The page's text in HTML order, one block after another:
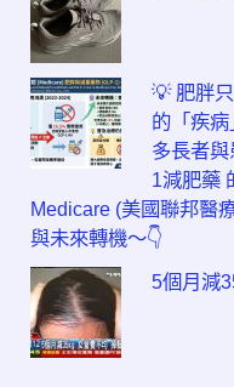
💡 肥胖
的「疾
多長者
1減肥藥
Medicare (美國聯邦醫
與未來轉機～👇
5個月減